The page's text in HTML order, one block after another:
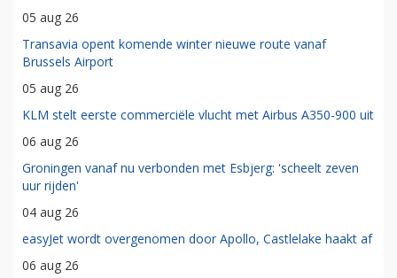
05 aug 26
Transavia opent komende winter nieuwe route vanaf
Brussels Airport
05 aug 26
KLM stelt eerste commerciële vlucht met Airbus A350-900 uit
06 aug 26
Groningen vanaf nu verbonden met Esbjerg: 'scheelt zeven
uur rijden'
04 aug 26
easyJet wordt overgenomen door Apollo, Castlelake haakt af
06 aug 26